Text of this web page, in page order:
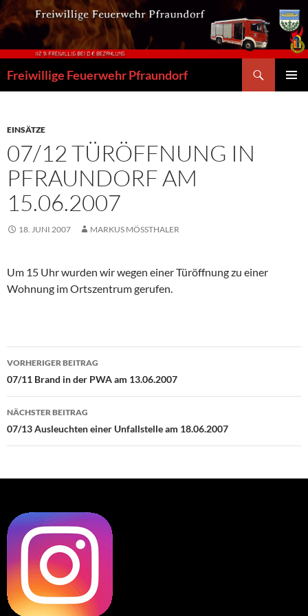
Zum
Inhalt
springen
Freiwillige Feuerwehr Pfraundorf
EINSÄTZE
07/12 TÜRÖFFNUNG IN
PFRAUNDORF AM
15.06.2007
18. JUNI 2007 MARKUS MÖSSTHALER
Um 15 Uhr wurden wir wegen einer Türöffnung zu einer
Wohnung im Ortszentrum gerufen.
Beitragsnavigation
VORHERIGER BEITRAG
07/11 Brand in der PWA am 13.06.2007
NÄCHSTER BEITRAG
07/13 Ausleuchten einer Unfallstelle am 18.06.2007